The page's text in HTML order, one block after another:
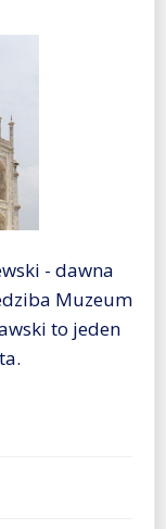
- dawna
Muzeum
to jeden